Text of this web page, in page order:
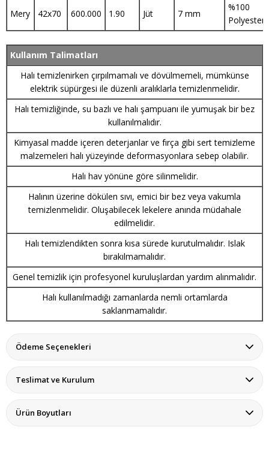
Mery 42x70 600.000 1.90 Jüt 7 mm
%100
Polyester
Kullanım Talimatları
Halı temizlenirken çırpılmamalı ve dövülmemeli, mümkünse
elektrik süpürgesi ile düzenli aralıklarla temizlenmelidir.
Halı temizliğinde, su bazlı ve halı şampuanı ile yumuşak bir bez
kullanılmalıdır.
Kimyasal madde içeren deterjanlar ve fırça gibi sert temizleme
malzemeleri halı yüzeyinde deformasyonlara sebep olabilir.
Halı hav yönüne göre silinmelidir.
Halının üzerine dökülen sıvı, emici bir bez veya vakumla
temizlenmelidir. Oluşabilecek lekelere anında müdahale
edilmelidir.
Halı temizlendikten sonra kısa sürede kurutulmalıdır. Islak
bırakılmamalıdır.
Genel temizlik için profesyonel kuruluşlardan yardım alınmalıdır.
Halı kullanılmadığı zamanlarda nemli ortamlarda
saklanmamalıdır.
Ödeme Seçenekleri
Teslimat ve Kurulum
Ürün Boyutları